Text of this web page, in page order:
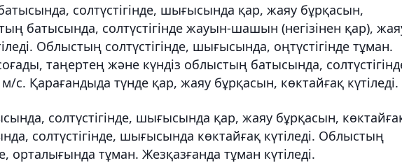
солтүстігінде, шығысында қар, жаяу бұрқасын,
батысында, солтүстігінде жауын-шашын (негізінен қар),
Облыстың солтүстігінде, шығысында, оңтүстігінде тұман.
таңертең және күндіз облыстың батысында,
с. Қарағандыда түнде қар, жаяу бұрқасын, көктайғақ күтіледі.
солтүстігінде, шығысында қар, жаяу бұрқасын,
солтүстігінде, шығысында көктайғақ күтіледі. Облыстың
орталығында тұман. Жезқазғанда тұман күтіледі.